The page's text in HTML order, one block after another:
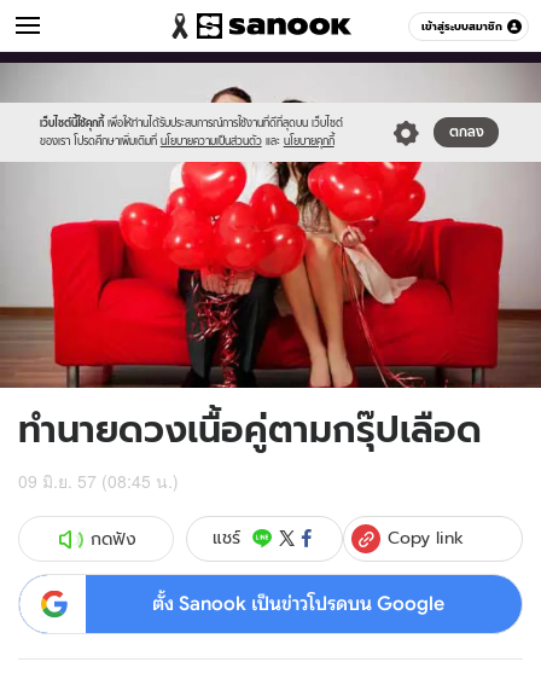
เข้าสู่ระบบสมาชิก
ดูดวง หมวดอื่นๆ
เว็บไซต์นี้ใช้คุกกี้ เพื่อให้ท่านได้รับประสบการณ์การใช้งานที่ดีที่สุดบน เว็บไซต์
ของเรา โปรดศึกษาเพิ่มเติมที่ นโยบายความเป็นส่วนตัว และ นโยบายคุกกี้
ตกลง
new-
sanook.png
ทำนายดวงเนื้อคู่ตามกรุ๊ปเลือด
09 มิ.ย. 57 (08:45 น.)
กดฟัง แชร์ Copy link
ตั้ง Sanook เป็นข่าวโปรดบน Google